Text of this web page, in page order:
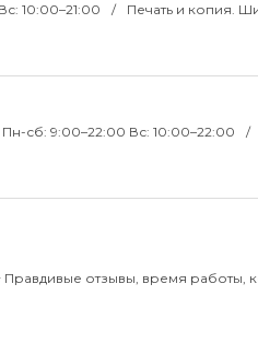
10:00–21:00
Печать и копия.
Пн-сб: 9:00–22:00 Вс: 10:00–22:00
отзывы, время работы,